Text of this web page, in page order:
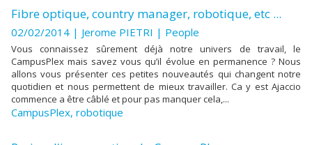
Fibre optique, country manager, robotique, etc ...
02/02/2014 | Jerome PIETRI | People
Vous connaissez sûrement déjà notre univers de travail, le
CampusPlex mais savez vous qu’il évolue en permanence ? Nous
allons vous présenter ces petites nouveautés qui changent notre
quotidien et nous permettent de mieux travailler. Ca y est Ajaccio
commence a être câblé et pour pas manquer cela,...
CampusPlex, robotique